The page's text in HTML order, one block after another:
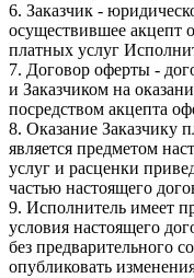
6. Заказчик -
осуществившее акцепт
платных услуг
7. Договор оферты -
и Заказчиком на
посредством акцепта
8. Оказание Заказчику
является предметом
услуг и расценки
частью настоящего
9. Исполнитель имеет
условия настоящего
без предварительного
опубликовать